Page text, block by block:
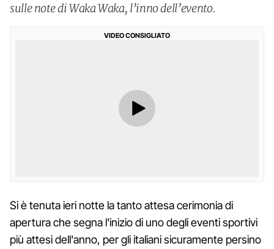
sulle note di Waka Waka, l’inno dell’evento.
VIDEO CONSIGLIATO
Si è tenuta ieri notte la tanto attesa cerimonia di
apertura che segna l'inizio di uno degli eventi sportivi
più attesi dell'anno, per gli italiani sicuramente persino